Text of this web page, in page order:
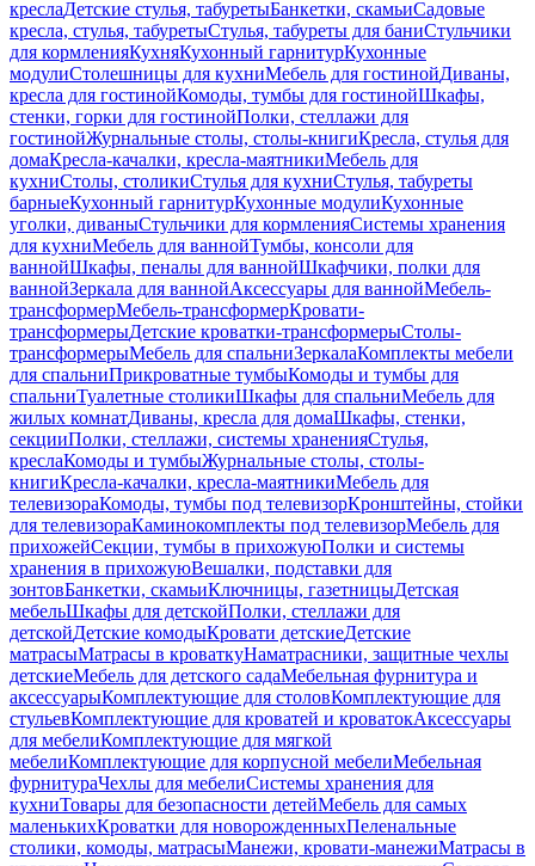
креслаДетские стулья, табуретыБанкетки, скамьиСадовые
кресла, стулья, табуретыСтулья, табуреты для баниСтульчики
для кормленияКухняКухонный гарнитурКухонные
модулиСтолешницы для кухниМебель для гостинойДиваны,
кресла для гостинойКомоды, тумбы для гостинойШкафы,
стенки, горки для гостинойПолки, стеллажи для
гостинойЖурнальные столы, столы-книгиКресла, стулья для
домаКресла-качалки, кресла-маятникиМебель для
кухниСтолы, столикиСтулья для кухниСтулья, табуреты
барныеКухонный гарнитурКухонные модулиКухонные
уголки, диваныСтульчики для кормленияСистемы хранения
для кухниМебель для ваннойТумбы, консоли для
ваннойШкафы, пеналы для ваннойШкафчики, полки для
ваннойЗеркала для ваннойАксессуары для ваннойМебель-
трансформерМебель-трансформерКровати-
трансформерыДетские кроватки-трансформерыСтолы-
трансформерыМебель для спальниЗеркалаКомплекты мебели
для спальниПрикроватные тумбыКомоды и тумбы для
спальниТуалетные столикиШкафы для спальниМебель для
жилых комнатДиваны, кресла для домаШкафы, стенки,
секцииПолки, стеллажи, системы храненияСтулья,
креслаКомоды и тумбыЖурнальные столы, столы-
книгиКресла-качалки, кресла-маятникиМебель для
телевизораКомоды, тумбы под телевизорКронштейны, стойки
для телевизораКаминокомплекты под телевизорМебель для
прихожейСекции, тумбы в прихожуюПолки и системы
хранения в прихожуюВешалки, подставки для
зонтовБанкетки, скамьиКлючницы, газетницыДетская
мебельШкафы для детскойПолки, стеллажи для
детскойДетские комодыКровати детскиеДетские
матрасыМатрасы в кроваткуНаматрасники, защитные чехлы
детскиеМебель для детского садаМебельная фурнитура и
аксессуарыКомплектующие для столовКомплектующие для
стульевКомплектующие для кроватей и кроватокАксессуары
для мебелиКомплектующие для мягкой
мебелиКомплектующие для корпусной мебелиМебельная
фурнитураЧехлы для мебелиСистемы хранения для
кухниТовары для безопасности детейМебель для самых
маленькихКроватки для новорожденныхПеленальные
столики, комоды, матрасыМанежи, кровати-манежиМатрасы в